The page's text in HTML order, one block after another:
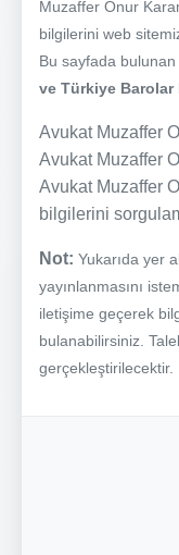
Muzaffer Onur
bilgilerini web
Bu sayfada
ve Türkiye Barolar
Avukat Muzaffer
Avukat Muzaffer
Avukat Muzaffer
bilgilerini
Not: Yukarıda yer
yayınlanmasını
iletişime geçerek
bulanabilirsiniz.
gerçekleştirilecektir.